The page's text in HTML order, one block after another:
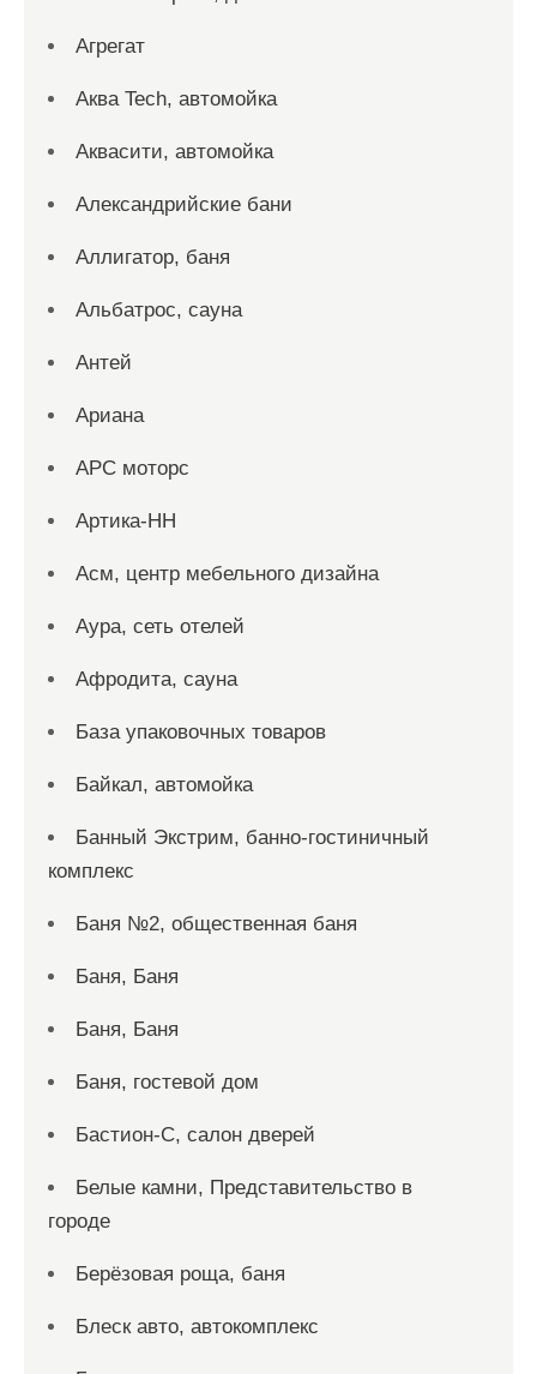
Агрегат
Аква Tech, автомойка
Аквасити, автомойка
Александрийские бани
Аллигатор, баня
Альбатрос, сауна
Антей
Ариана
АРС моторс
Артика-НН
Асм, центр мебельного дизайна
Аура, сеть отелей
Афродита, сауна
База упаковочных товаров
Байкал, автомойка
Банный Экстрим, банно-гостиничный
комплекс
Баня №2, общественная баня
Баня, Баня
Баня, Баня
Баня, гостевой дом
Бастион-С, салон дверей
Белые камни, Представительство в
городе
Берёзовая роща, баня
Блеск авто, автокомплекс